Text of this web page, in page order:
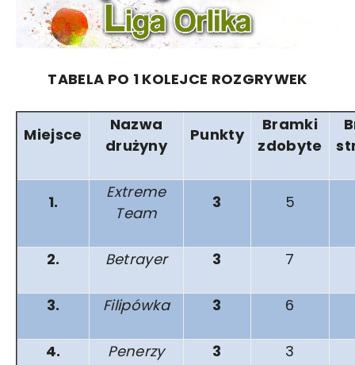
TABELA PO 1 KOLEJCE ROZGRYWEK
Miejsce
Nazwa
drużyny
Punkty
Bramki
zdobyte
1.
Extreme
Team
3 5
2. Betrayer 3 7
3. Filipówka 3 6
4. Penerzy 3 3